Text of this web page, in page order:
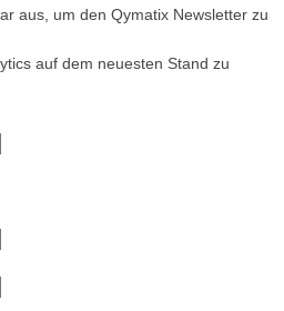
aus, um den Qymatix Newsletter zu
auf dem neuesten Stand zu